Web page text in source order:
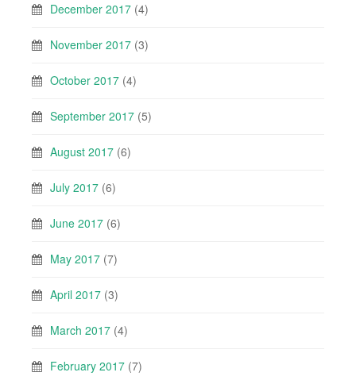
December 2017 (4)
November 2017 (3)
October 2017 (4)
September 2017 (5)
August 2017 (6)
July 2017 (6)
June 2017 (6)
May 2017 (7)
April 2017 (3)
March 2017 (4)
February 2017 (7)